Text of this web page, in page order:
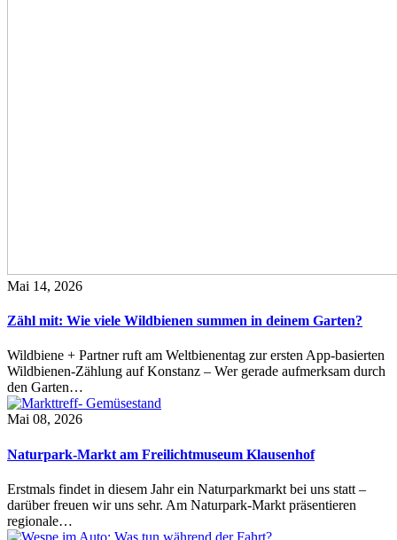
Mai 14, 2026
Zähl mit: Wie viele Wildbienen summen in deinem Garten?
Wildbiene + Partner ruft am Weltbienentag zur ersten App-basierten
Wildbienen-Zählung auf Konstanz – Wer gerade aufmerksam durch
den Garten…
Mai 08, 2026
Naturpark-Markt am Freilichtmuseum Klausenhof
Erstmals findet in diesem Jahr ein Naturparkmarkt bei uns statt –
darüber freuen wir uns sehr. Am Naturpark-Markt präsentieren
regionale…